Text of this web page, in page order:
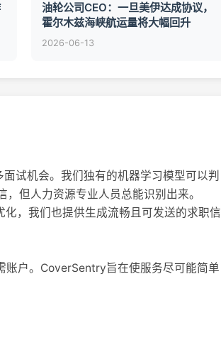
油轮公司CEO：一旦美伊达成协议，
霍尔木兹海峡航运量将大幅回升
2026-06-13
试机会。我们独有的机器学习模型可以判
但人力资源专业人员总能识别出来。
，我们也提供生成流畅且可发送的求职信
账户。CoverSentry旨在使服务尽可能简单